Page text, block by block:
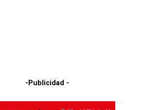
-Publicidad -